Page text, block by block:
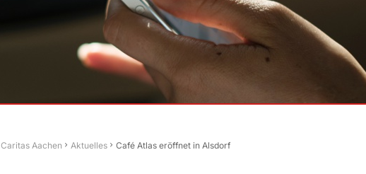
Caritas Aachen Aktuelles Café Atlas eröffnet in Alsdorf